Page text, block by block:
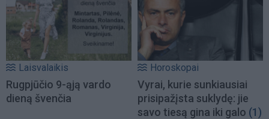
Laisvalaikis
Rugpjūčio 9-ąją vardo
dieną švenčia
Horoskopai
Vyrai, kurie sunkiausiai
prisipažįsta suklydę: jie
savo tiesą gina iki galo (1)